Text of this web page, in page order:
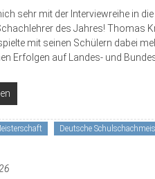
sehr mit der Interviewreihe in
des Jahres! Thomas
mit seinen Schülern dabei
Erfolgen auf Landes- und
Deutsche